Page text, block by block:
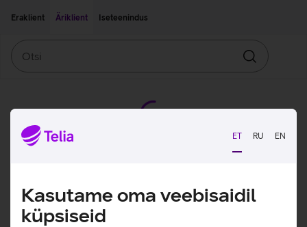
ET RU EN
Kasutame oma veebisaidil
küpsiseid
Eraklient
Äriklient Iseteenindus
Otsin